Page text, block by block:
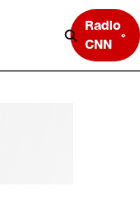
Radio
CNN